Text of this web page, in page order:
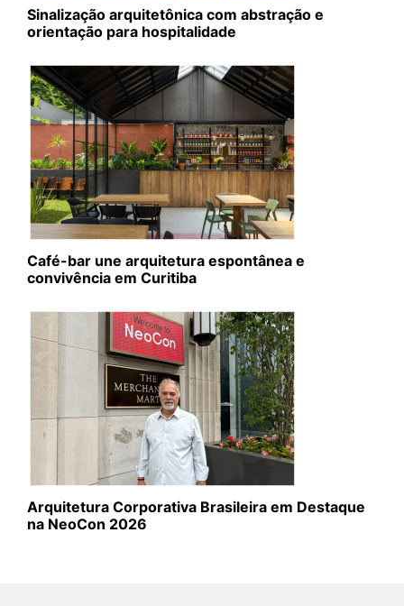
Sinalização arquitetônica com abstração e
orientação para hospitalidade
Café-bar une arquitetura espontânea e
convivência em Curitiba
Arquitetura Corporativa Brasileira em Destaque
na NeoCon 2026